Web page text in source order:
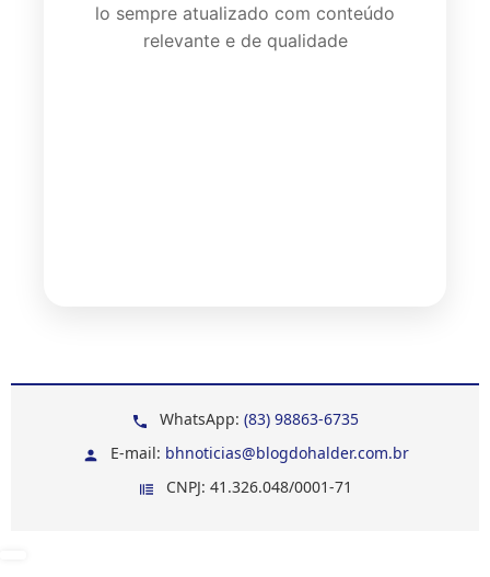
lo sempre atualizado com conteúdo
relevante e de qualidade
WhatsApp: (83) 98863-6735
E-mail: bhnoticias@blogdohalder.com.br
CNPJ: 41.326.048/0001-71